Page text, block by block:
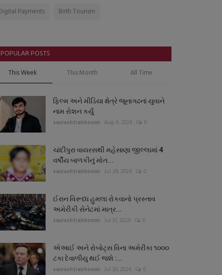
Payments
Birth Tourism
POPULAR POSTS
This Week This Month All Time
ફિલ્મ અને મીડિયા ક્ષેત્રે જૂનાગઢનાં યુવાને
નામ રોશન કર્યું
saurashtrabhoomi Aug 4, 2026 0
ચાંદીપુરા વાયરસથી મહેસાણા જીલ્લામાં 4
વર્ષીય બાળકીનું મોત...
saurashtrabhoomi Jul 29, 2026 0
ઈરાન વિરૂધ્ધ હુમલા રોકવાનો પ્રસ્તાવ
અમેરીકી સેનેટમાં માત્ર...
saurashtrabhoomi Jul 31, 2026 0
એઆઈ અને રોબોટ્સ વિના અમેરીકા ૧૦૦૦
ટકા દેવાળીયુ થઈ જશે :...
saurashtrabhoomi Jul 30, 2026 0